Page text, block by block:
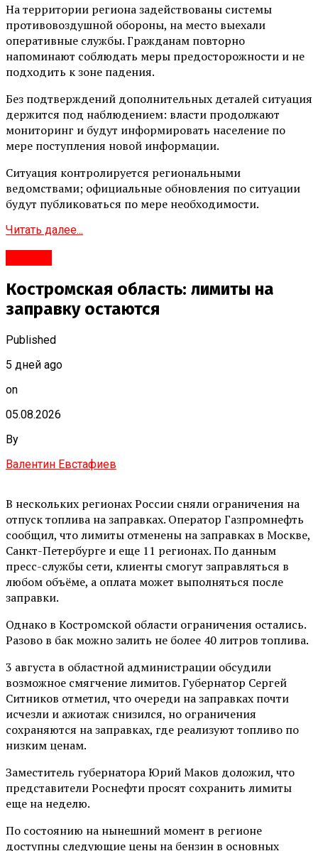
На территории региона задействованы системы
противовоздушной обороны, на место выехали
оперативные службы. Гражданам повторно
напоминают соблюдать меры предосторожности и не
подходить к зоне падения.
Без подтверждений дополнительных деталей ситуация
держится под наблюдением: власти продолжают
мониторинг и будут информировать население по
мере поступления новой информации.
Ситуация контролируется региональными
ведомствами; официальные обновления по ситуации
будут публиковаться по мере необходимости.
Читать далее...
Костромская область: лимиты на
заправку остаются
Published
5 дней ago
on
05.08.2026
By
Валентин Евстафиев
В нескольких регионах России сняли ограничения на
отпуск топлива на заправках. Оператор Газпромнефть
сообщил, что лимиты отменены на заправках в Москве,
Санкт-Петербурге и еще 11 регионах. По данным
пресс-службы сети, клиенты смогут заправляться в
любом объёме, а оплата может выполняться после
заправки.
Однако в Костромской области ограничения остались.
Разово в бак можно залить не более 40 литров топлива.
3 августа в областной администрации обсудили
возможное смягчение лимитов. Губернатор Сергей
Ситников отметил, что очереди на заправках почти
исчезли и ажиотаж снизился, но ограничения
сохраняются на заправках, где реализуют топливо по
низким ценам.
Заместитель губернатора Юрий Маков доложил, что
представители Роснефти просят сохранить лимиты
еще на неделю.
По состоянию на нынешний момент в регионе
доступны следующие цены на бензин в основных